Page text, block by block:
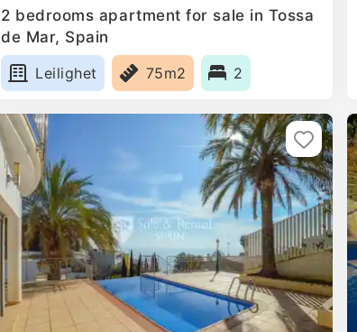
2 bedrooms apartment for sale in Tossa
de Mar, Spain
Leilighet
75m2 2